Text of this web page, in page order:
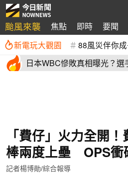
颱風來襲 焦點 即時 要聞
新電玩大觀園 88風災伴你
日本WBC慘敗真相曝光？
「費仔」火力全開
棒兩度上壘 OPS衝
記者楊博勛/綜合報導